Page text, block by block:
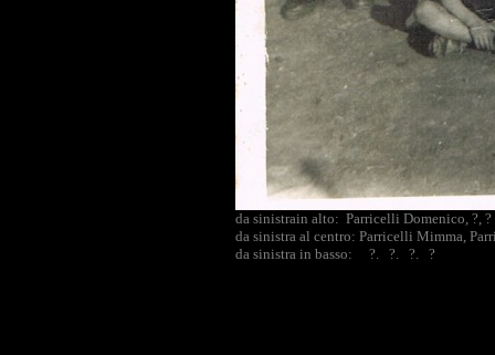
da sinistrain alto: Parricelli Domenico, ?,
da sinistra al centro: Parricelli Mimma,
da sinistra in basso: ?. ?. ?. ?